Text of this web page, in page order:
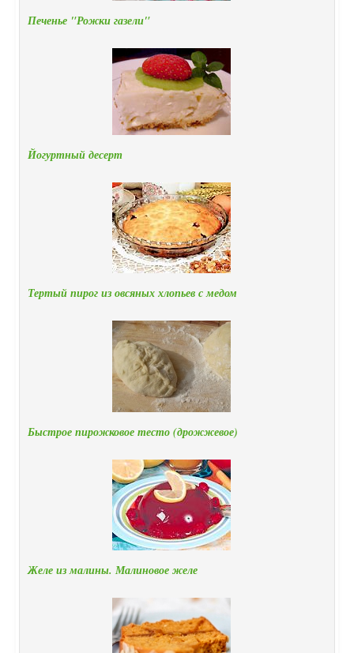
Печенье "Рожки газели"
Йогуртный десерт
Тертый пирог из овсяных хлопьев с медом
Быстрое пирожковое тесто (дрожжевое)
Желе из малины. Малиновое желе